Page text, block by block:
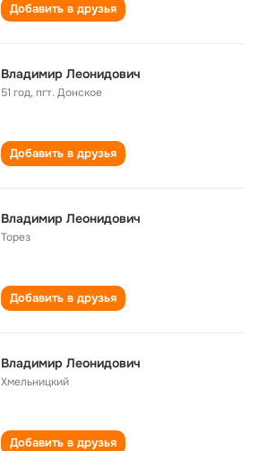
Добавить в друзья
Владимир Леонидович
51 год,пгт. Донское
Добавить в друзья
Владимир Леонидович
Торез
Добавить в друзья
Владимир Леонидович
Хмельницкий
Добавить в друзья